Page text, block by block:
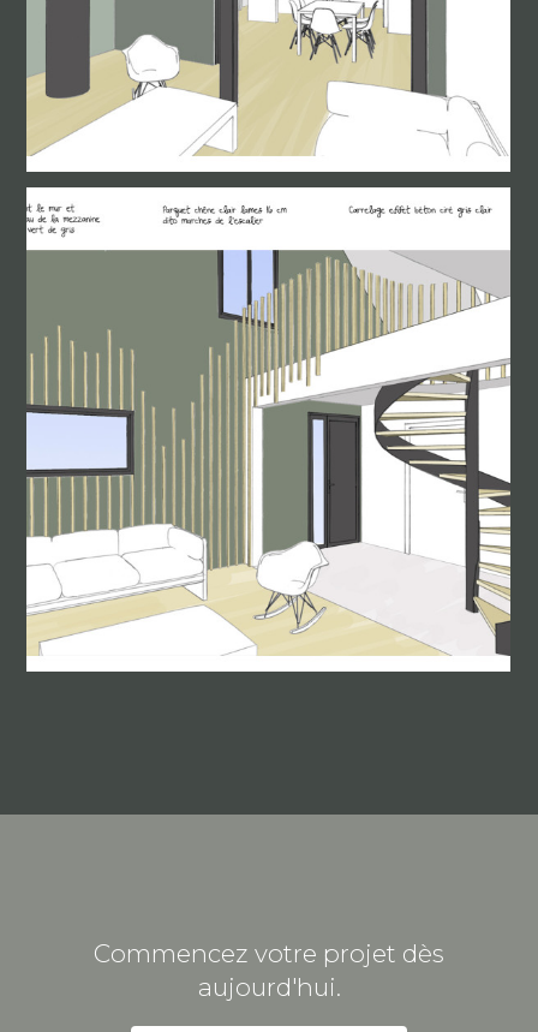
Commencez votre projet dès
aujourd'hui.